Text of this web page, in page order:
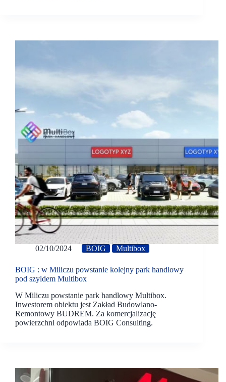
02/10/2024 BOIG Multibox
BOIG : w Miliczu powstanie kolejny park handlowy
pod szyldem Multibox
W Miliczu powstanie park handlowy Multibox.
Inwestorem obiektu jest Zakład Budowlano-
Remontowy BUDREM. Za komercjalizację
powierzchni odpowiada BOIG Consulting.